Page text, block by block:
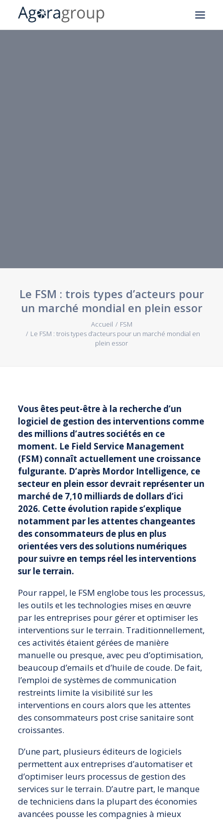
Nos offres d’emploi
Contactez-nous
Le FSM : trois types d’acteurs pour
un marché mondial en plein essor
Accueil
FSM
Le FSM : trois types d’acteurs pour un marché mondial en
plein essor
Vous êtes peut-être à la recherche d’un
logiciel de gestion des interventions comme
des millions d’autres sociétés en ce
moment. Le Field Service Management
(FSM) connaît actuellement une croissance
fulgurante. D’après Mordor Intelligence, ce
secteur en plein essor devrait représenter un
marché de 7,10 milliards de dollars d’ici
2026. Cette évolution rapide s’explique
notamment par les attentes changeantes
des consommateurs de plus en plus
orientées vers des solutions numériques
pour suivre en temps réel les interventions
sur le terrain.
Pour rappel, le FSM englobe tous les processus,
les outils et les technologies mises en œuvre
par les entreprises pour gérer et optimiser les
interventions sur le terrain. Traditionnellement,
ces activités étaient gérées de manière
manuelle ou presque, avec peu d’optimisation,
beaucoup d’emails et d’huile de coude. De fait,
l’emploi de systèmes de communication
restreints limite la visibilité sur les
interventions en cours alors que les attentes
des consommateurs post crise sanitaire sont
croissantes.
D’une part, plusieurs éditeurs de logiciels
permettent aux entreprises d’automatiser et
d’optimiser leurs processus de gestion des
services sur le terrain. D’autre part, le manque
de techniciens dans la plupart des économies
avancées pousse les compagnies à mieux